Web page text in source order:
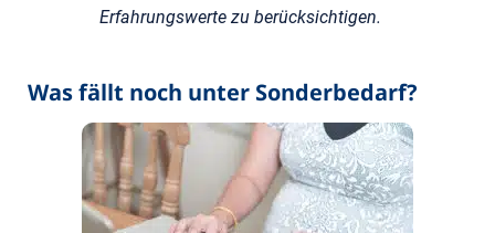
Erfahrungswerte zu berücksichtigen.
Was fällt noch unter Sonderbedarf?